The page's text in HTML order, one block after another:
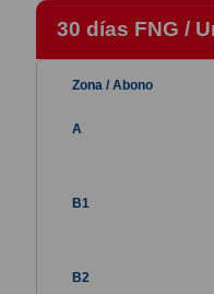
30 días FNG /